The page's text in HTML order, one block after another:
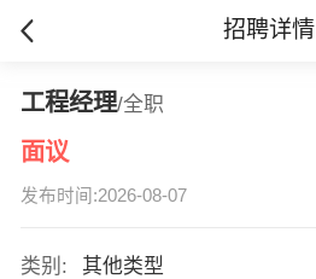
招聘详情
工程经理/全职
面议
发布时间:2026-08-07
类别:
其他类型